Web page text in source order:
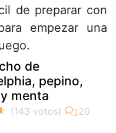
de preparar con
empezar una
de
pepino,
menta